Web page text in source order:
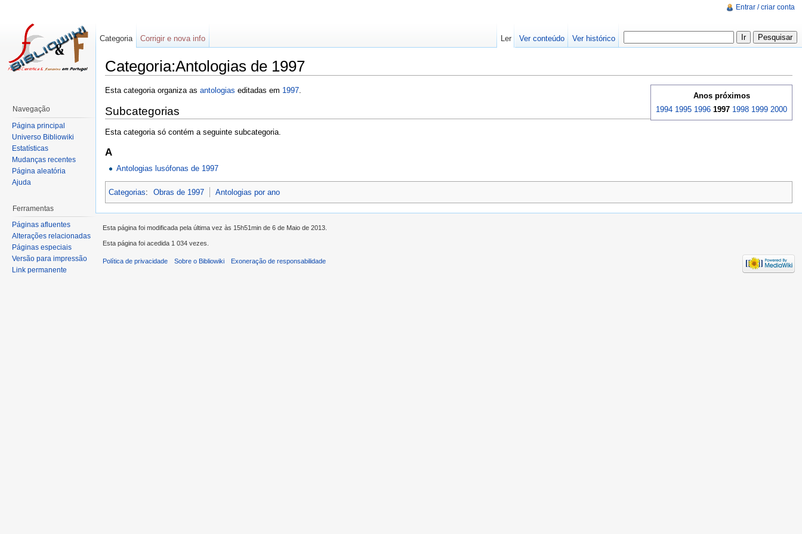
Categoria:Antologias de 1997
Anos próximos
1994 1995 1996 1997 1998 1999 2000
Esta categoria organiza as antologias editadas em 1997.
Subcategorias
Esta categoria só contém a seguinte subcategoria.
A
Antologias lusófonas de 1997
Categorias: Obras de 1997 Antologias por ano
Entrar / criar conta
Categoria Corrigir e nova info Ler Ver conteúdo Ver histórico
Navegação
Página principal
Universo Bibliowiki
Estatísticas
Mudanças recentes
Página aleatória
Ajuda
Ferramentas
Páginas afluentes
Alterações relacionadas
Páginas especiais
Versão para impressão
Link permanente
Esta página foi modificada pela última vez às 15h51min de 6 de Maio de 2013.
Esta página foi acedida 1 034 vezes.
Política de privacidade Sobre o Bibliowiki Exoneração de responsabilidade